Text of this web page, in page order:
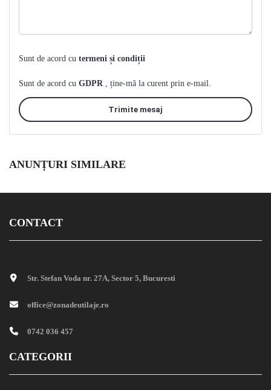
Sunt de acord cu termeni și condiții
Sunt de acord cu GDPR , ține-mă la curent prin e-mail.
Trimite mesaj
ANUNȚURI SIMILARE
CONTACT
Str. Stefan Voda nr. 27A, Sector 5, Bucuresti
office@zonadeutilaje.ro
0742 036 457
CATEGORII